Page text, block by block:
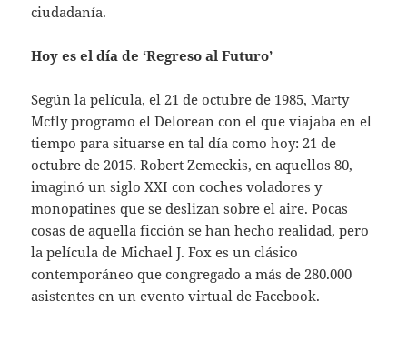
ciudadanía.
Hoy es el día de ‘Regreso al Futuro’
Según la película, el 21 de octubre de 1985, Marty
Mcfly programo el Delorean con el que viajaba en el
tiempo para situarse en tal día como hoy: 21 de
octubre de 2015. Robert Zemeckis, en aquellos 80,
imaginó un siglo XXI con coches voladores y
monopatines que se deslizan sobre el aire. Pocas
cosas de aquella ficción se han hecho realidad, pero
la película de Michael J. Fox es un clásico
contemporáneo que congregado a más de 280.000
asistentes en un evento virtual de Facebook.